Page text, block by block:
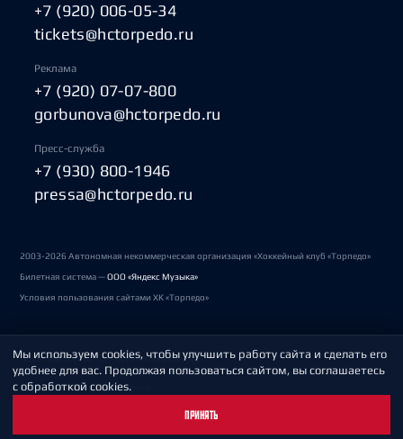
+7 (920) 006-05-34
tickets@hctorpedo.ru
Реклама
+7 (920) 07-07-800
gorbunova@hctorpedo.ru
Пресс-служба
+7 (930) 800-1946
pressa@hctorpedo.ru
2003-2026 Автономная некоммерческая организация «Хоккейный клуб «Торпедо»
Билетная система —ООО «Яндекс Музыка»
Условия пользования сайтами ХК «Торпедо»
Политика обработки персональных данных
Пользовательское соглашение
Мы используем cookies, чтобы улучшить работу сайта и сделать его
удобнее для вас. Продолжая пользоваться сайтом, вы соглашаетесь
с обработкой cookies.
ПРИНЯТЬ